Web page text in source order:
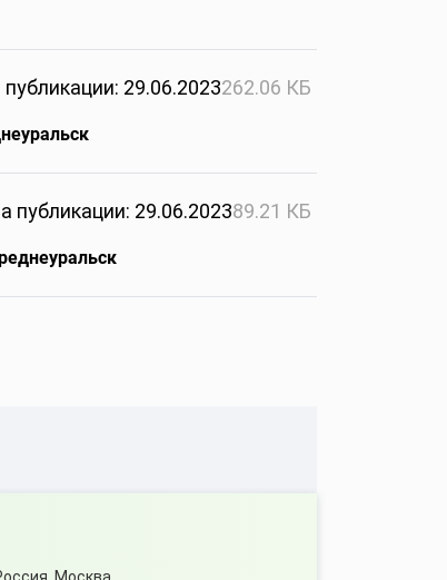
29.06.2023262.06 КБ
публикации: 29.06.202389.21 КБ